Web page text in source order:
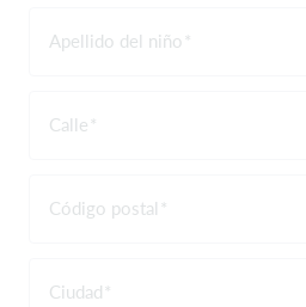
Apellido del niño
Calle
Código postal
Ciudad